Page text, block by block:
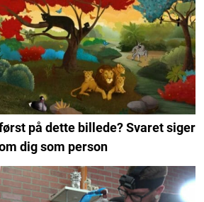
på dette billede? Svaret siger
dig som person